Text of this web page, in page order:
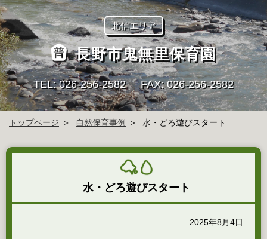
北信エリア
長野市鬼無里保育園
TEL: 026-256-2582 FAX: 026-256-2582
トップページ 自然保育事例 水・どろ遊びスタート
水・どろ遊びスタート
2025年8月4日